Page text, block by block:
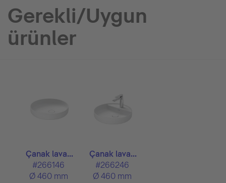
Gerekli/Uygun
ürünler
Çanak lava...
#266146
Ø 460 mm
Çanak lava...
#266246
Ø 460 mm